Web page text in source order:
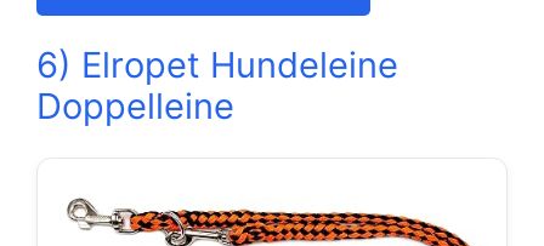
6) Elropet Hundeleine
Doppelleine